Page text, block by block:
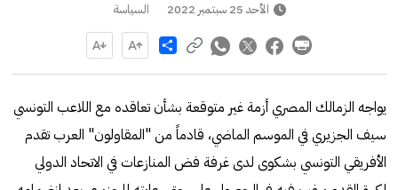
الأحد 25 سبتمبر 2022 السياسة
Share
يواجه الزمالك المصري أزمة غير متوقعة بشأن تعاقده مع اللاعب التونسي
سيف الجزيري في الموسم الماضي، قادماً من "المقاولون" العرب تقدم
الأفريقي التونسي بشكوى لدى غرفة فض المنازعات في الاتحاد الدولي